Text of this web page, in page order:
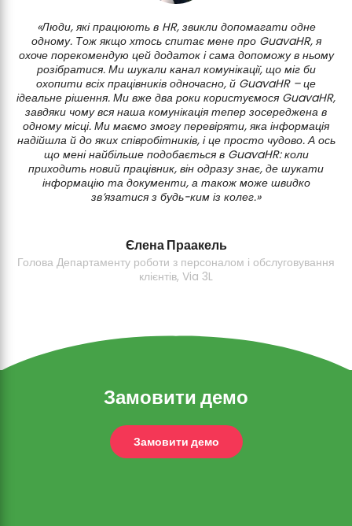
«Люди, які працюють в HR, звикли допомагати одне
одному. Тож якщо хтось спитає мене про GuavaHR, я
охоче порекомендую цей додаток і сама допоможу в ньому
розібратися. Ми шукали канал комунікації, що міг би
охопити всіх працівників одночасно, й GuavaHR – це
ідеальне рішення. Ми вже два роки користуємося GuavaHR,
завдяки чому вся наша комунікація тепер зосереджена в
одному місці. Ми маємо змогу перевіряти, яка інформація
надійшла й до яких співробітників, і це просто чудово. А ось
що мені найбільше подобається в GuavaHR: коли
приходить новий працівник, він одразу знає, де шукати
інформацію та документи, а також може швидко
зв’язатися з будь-ким із колег.»
Єлена Праакель
Голова Департаменту роботи з персоналом і обслуговування
клієнтів, Via 3L
Замовити демо
Замовити демо